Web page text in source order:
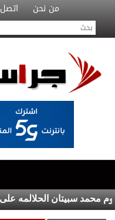
من نحن
سبيتان الحلالمه على